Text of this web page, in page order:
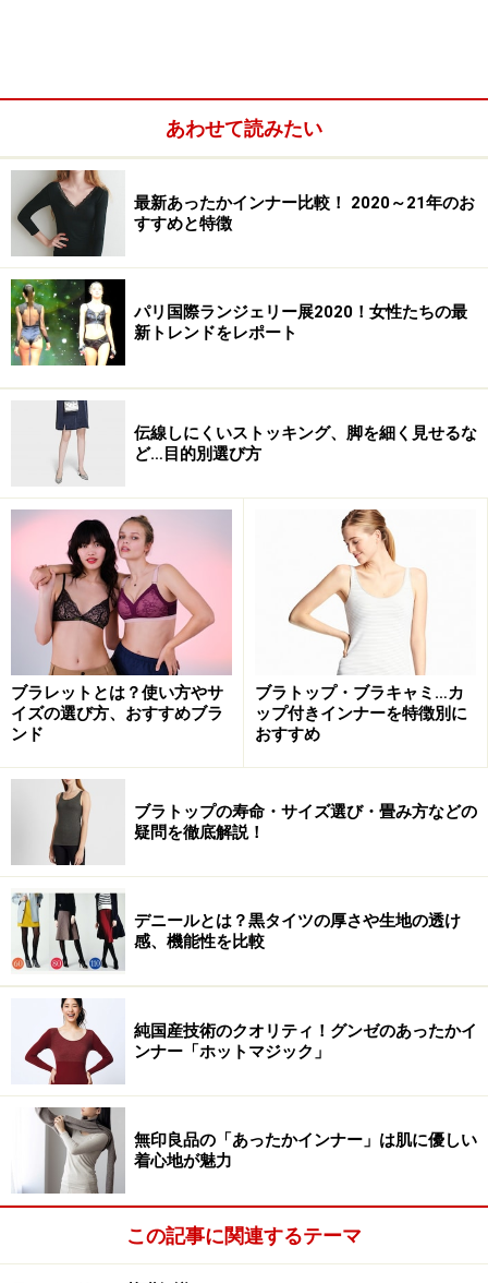
下着のお洒落は多様化し、ファッションへと進化する
長い歴史を振り返ると、下着は、ファッションの変化に
合わせて、進化してきました。下着は、洋服を美しく見
せるために、その時代のファッションの変化に合わせて
作られてきたからです。
そもそも、
イルは、第二次世界大戦後にディオールが提案した「ニ
ュールック」の流行により確立されたスタイルです。そ
れから70年近い年月が過ぎた2017年、今回のパリ国際ラ
ンジェリー展では、新たな下着のお洒落の方向性を提案
されています。
ファッションの変化とともに下着も変化した歴史
ェリーとして大きく変化する方向に進化しはじめたので
す。
下着とファッションの垣根を超えるように、下着のお洒
落もファッションと同じように自由に楽しむ時代の幕開
けです。今回は、3つのキーワードで紹介します。
【INDEX】
1.ブラ＆ショーツからの進化……「下着のアウター化」
2.ファッショナブルで合理的な「デザイン・ボディスー
ツ」
3.軽くやさしいつけ心地の「ソフトブラ」の時代へ
あわせて読みたい
最新あったかインナー比較！ 2020～21年のお
すすめと特徴
パリ国際ランジェリー展2020！女性たちの最
新トレンドをレポート
伝線しにくいストッキング、脚を細く見せるな
ど…目的別選び方
ブラレットとは？使い方やサ
イズの選び方、おすすめブラ
ンド
ブラトップ・ブラキャミ…カ
ップ付きインナーを特徴別に
おすすめ
ブラトップの寿命・サイズ選び・畳み方などの
疑問を徹底解説！
デニールとは？黒タイツの厚さや生地の透け
感、機能性を比較
純国産技術のクオリティ！グンゼのあったかイ
ンナー「ホットマジック」
無印良品の「あったかインナー」は肌に優しい
着心地が魅力
この記事に関連するテーマ